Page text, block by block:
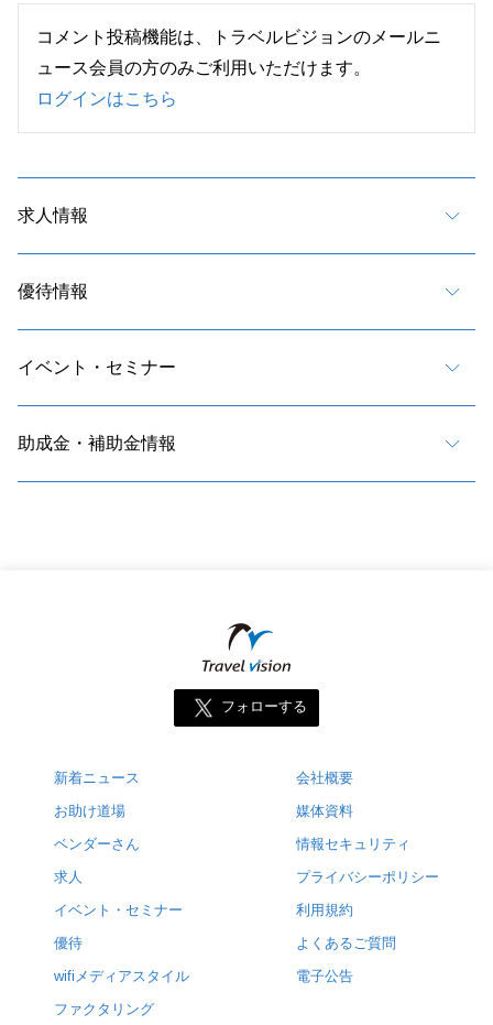
コメント投稿機能は、トラベルビジョンのメールニ
ュース会員の方のみご利用いただけます。
ログインはこちら
求人情報
優待情報
イベント・セミナー
助成金・補助金情報
フォローする
新着ニュース
お助け道場
ベンダーさん
求人
イベント・セミナー
優待
wifiメディアスタイル
ファクタリング
会社概要
媒体資料
情報セキュリティ
プライバシーポリシー
利用規約
よくあるご質問
電子公告